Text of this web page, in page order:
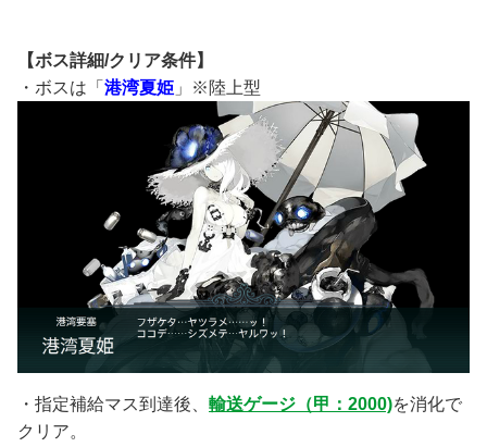
【ボス詳細/クリア条件】
・ボスは「 港湾夏姫 」※陸上型
・指定補給マス到達後、 輸送ゲージ（甲：2000)を消化で
クリア。